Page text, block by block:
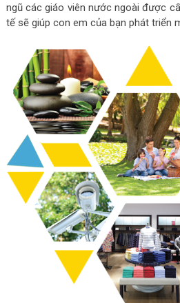
ngũ các giáo viên nước ngoài được
tế sẽ giúp con em của bạn phát triển